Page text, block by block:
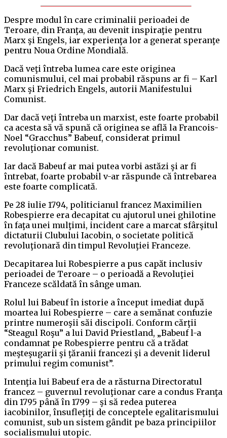
Despre modul în care criminalii perioadei de
Teroare, din Franţa, au devenit inspiraţie pentru
Marx şi Engels, iar experienţa lor a generat speranţe
pentru Noua Ordine Mondială.
Dacă veţi întreba lumea care este originea
comunismului, cel mai probabil răspuns ar fi – Karl
Marx şi Friedrich Engels, autorii Manifestului
Comunist.
Dar dacă veţi întreba un marxist, este foarte probabil
ca acesta să vă spună că originea se află la Francois-
Noel “Gracchus” Babeuf, considerat primul
revoluţionar comunist.
Iar dacă Babeuf ar mai putea vorbi astăzi şi ar fi
întrebat, foarte probabil v-ar răspunde că întrebarea
este foarte complicată.
Pe 28 iulie 1794, politicianul francez Maximilien
Robespierre era decapitat cu ajutorul unei ghilotine
în faţa unei mulţimi, incident care a marcat sfârşitul
dictaturii Clubului Iacobin, o societate politică
revoluţionară din timpul Revoluţiei Franceze.
Decapitarea lui Robespierre a pus capăt inclusiv
perioadei de Teroare – o perioadă a Revoluţiei
Franceze scăldată în sânge uman.
Rolul lui Babeuf în istorie a început imediat după
moartea lui Robespierre – care a semănat confuzie
printre numeroşii săi discipoli. Conform cărţii
“Steagul Roşu” a lui David Priestland, „Babeuf l-a
condamnat pe Robespierre pentru că a trădat
meşteşugarii şi ţăranii francezi şi a devenit liderul
primului regim comunist”.
Intenţia lui Babeuf era de a răsturna Directoratul
francez – guvernul revoluţionar care a condus Franţa
din 1795 până în 1799 – şi să redea puterea
iacobinilor, însufleţiţi de conceptele egalitarismului
comunist, sub un sistem gândit pe baza principiilor
socialismului utopic.